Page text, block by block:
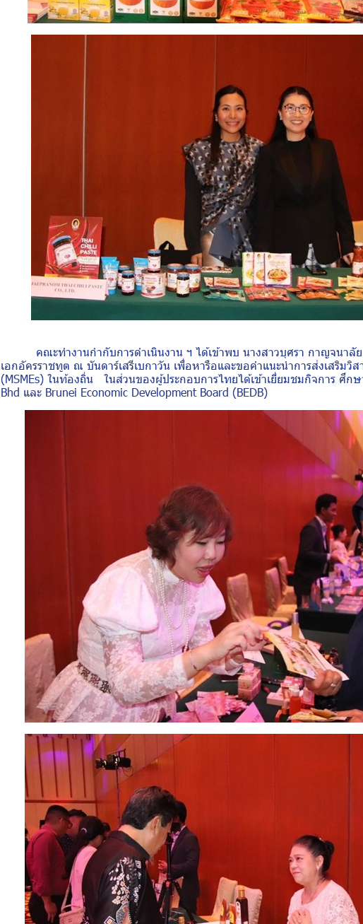
คณะทำงานกำกับการดำเนินงาน ฯ ได้เข้าพบ นางสาวบุศรา กาญจนาลัย
เอกอัครราชทูต ณ บันดาร์เสรีเบกาวัน เพื่อหารือและขอคำแนะนำการส่งเสริม
(MSMEs) ในท้องถิ่น ในส่วนของผู้ประกอบการไทยได้เข้าเยี่ยมชมกิจการ ศึก
Bhd และ Brunei Economic Development Board (BEDB)